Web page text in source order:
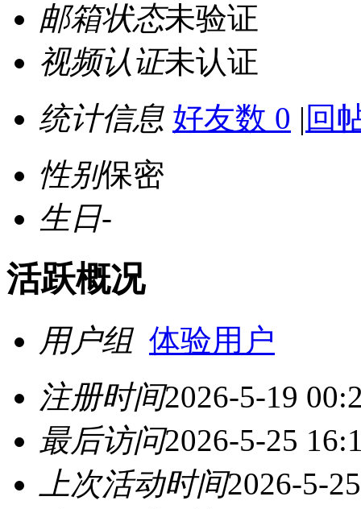
邮箱状态未验证
视频认证未认证
统计信息 好友数 0 | 回
性别保密
生日-
活跃概况
用户组 体验用户
注册时间2026-5-19
最后访问2026-5-25
上次活动时间2026-5-